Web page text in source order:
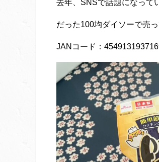
去年、SNSで話題になって
だった100均ダイソーで売
JANコード：